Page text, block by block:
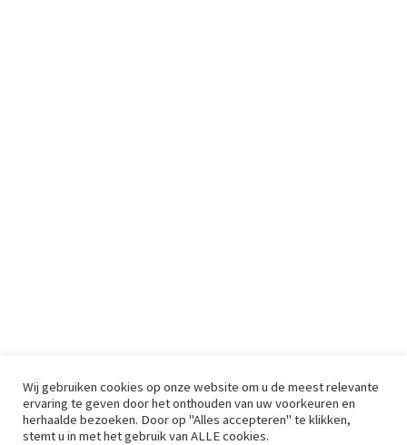
Wij gebruiken cookies op onze website om u de meest relevante
ervaring te geven door het onthouden van uw voorkeuren en
herhaalde bezoeken. Door op "Alles accepteren" te klikken,
stemt u in met het gebruik van ALLE cookies.